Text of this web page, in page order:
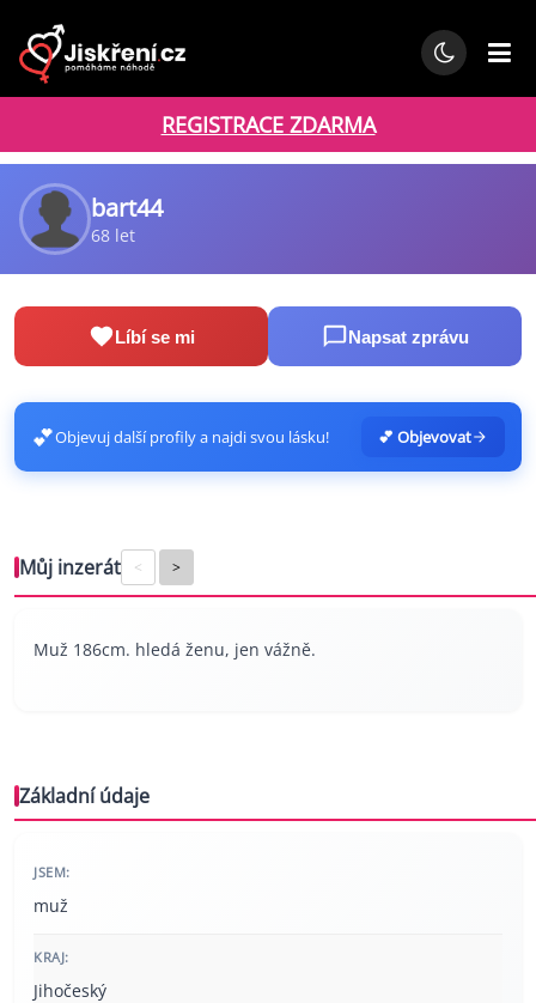
REGISTRACE ZDARMA
bart44
68 let
Líbí se mi Napsat zprávu
💕Objevuj další profily a najdi svou lásku! 💕 Objevovat
Můj inzerát < >
Muž 186cm. hledá ženu, jen vážně.
Základní údaje
JSEM:
muž
KRAJ:
Jihočeský